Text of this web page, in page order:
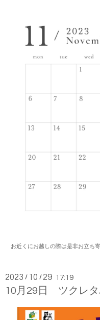
お近くにお越しの際は是非お立ち
2023 / 10 / 29 17:19
10月29日 ツクレタ